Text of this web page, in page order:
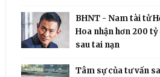
BHNT - Nam tài tử
Hoa nhận hơn 200
sau tai nạn
Tâm sự của tư vấn